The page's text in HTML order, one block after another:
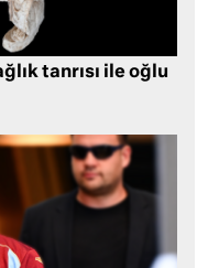
tanrısı ile oğlu